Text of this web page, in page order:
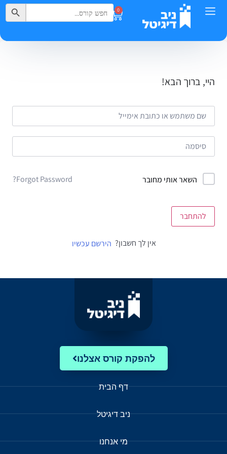
0
Search
for:
Search Button
היי, ברוך הבא!
השאר אותי מחובר Forgot Password?
להתחבר
אין לך חשבון? הירשם עכשיו
להפקת קורס אצלנו
דף הבית
ניב דיגיטל
מי אנחנו